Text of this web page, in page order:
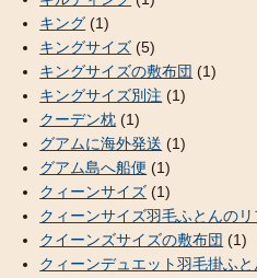
キング (1)
キングサイズ (5)
キングサイズの敷布団 (1)
キングサイズ別注 (1)
クーデン枕 (1)
グアムに海外発送 (1)
グアム島へ船便 (1)
クィーンサイズ (1)
クィーンサイズ羽毛ふとんの
クイーンズサイズの敷布団 (1)
クィーンデュエット羽毛掛ふと